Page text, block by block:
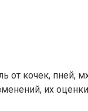
кочек, пней,
их